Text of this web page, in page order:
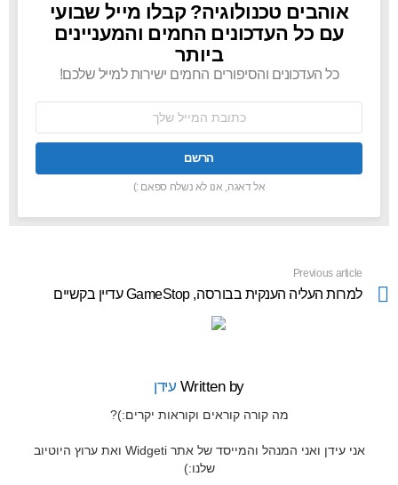
NEWSLETTER
אוהבים טכנולוגיה? קבלו מייל שבועי
עם כל העדכונים החמים והמעניינים
ביותר
כל העדכונים והסיפורים החמים ישירות למייל שלכם!
אל דאגה, אנו לא נשלח ספאם :)
more
Previous article
למרות העליה הענקית בבורסה, GameStop עדיין בקשיים
Written by עידן
מה קורה קוראים וקוראות יקרים:)?
אני עידן ואני המנהל והמייסד של אתר Widgeti ואת ערוץ היוטיוב
שלנו:)